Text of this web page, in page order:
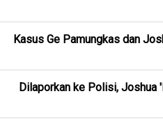
Kasus Ge Pamungkas dan
Dilaporkan ke Polisi, Joshua